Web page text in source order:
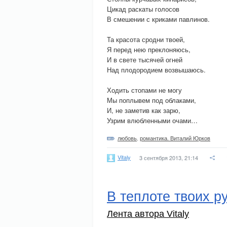
Цикад раскаты голосов
В смешении с криками павлинов.
Та красота сродни твоей,
Я перед нею преклоняюсь,
И в свете тысячей огней
Над плодородием возвышаюсь.
Ходить стопами не могу
Мы поплывем под облаками,
И, не заметив как зарю,
Узрим влюбленными очами…
любовь романтика. Виталий Юрков
Vitaly 3 сентября 2013, 21:14
В теплоте твоих
Лента автора Vitaly